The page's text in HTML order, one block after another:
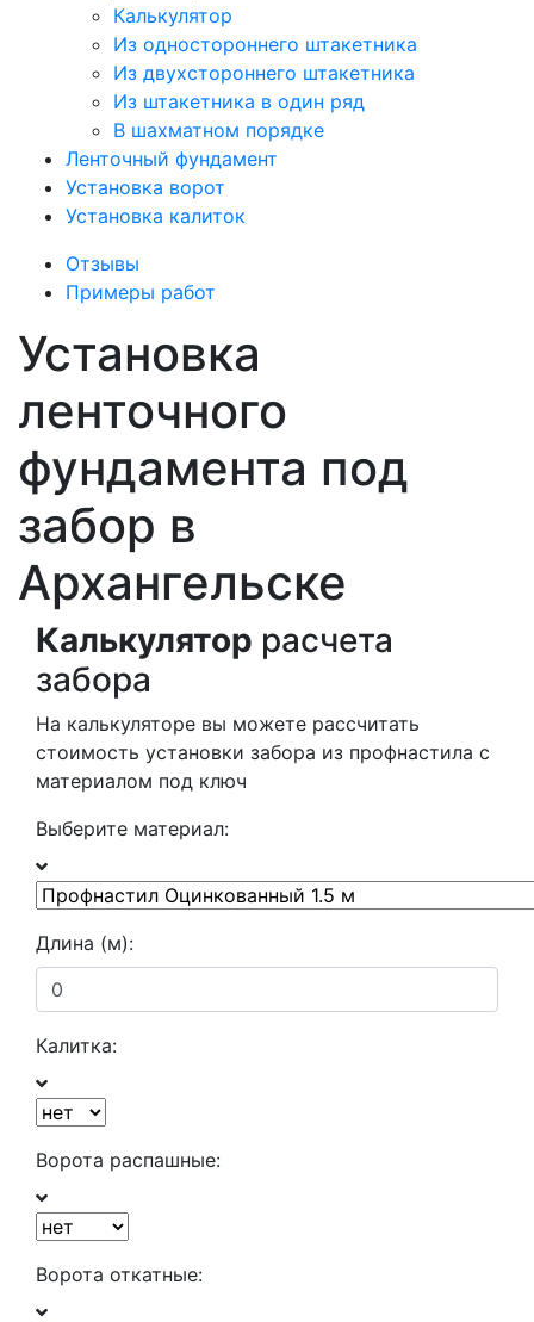
Калькулятор
Из одностороннего штакетника
Из двухстороннего штакетника
Из штакетника в один ряд
В шахматном порядке
Ленточный фундамент
Установка ворот
Установка калиток
Отзывы
Примеры работ
Установка
ленточного
фундамента под
забор в
Архангельске
Калькулятор расчета
забора
На калькуляторе вы можете рассчитать
стоимость установки забора из профнастила с
материалом под ключ
Выберите материал:
Длина (м):
Калитка:
Ворота распашные:
Ворота откатные: